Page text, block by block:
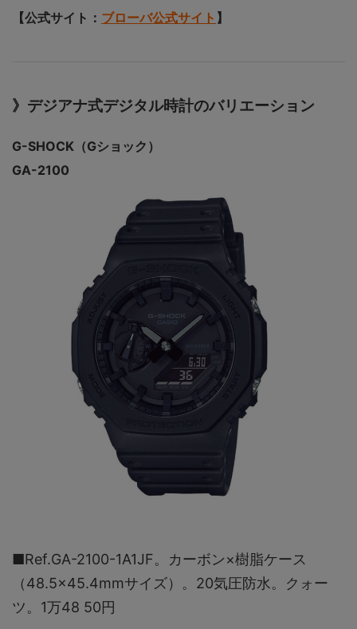
【公式サイト： ブローバ公式サイト 】
》デジアナ式デジタル時計のバリエーション
G-SHOCK（Gショック）
GA-2100
■Ref.GA-2100-1A1JF。カーボン×樹脂ケース
（48.5×45.4mmサイズ）。20気圧防水。クォー
ツ。1万48 50円